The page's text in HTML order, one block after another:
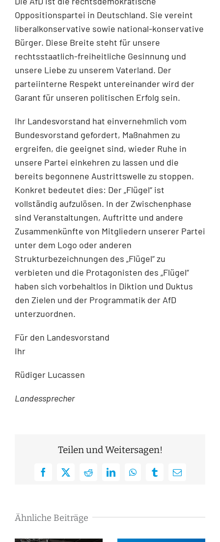
Oppositionspartei in Deutschland. Sie vereint
liberalkonservative sowie national-konservative
Bürger. Diese Breite steht für unsere
rechtsstaatlich-freiheitliche Gesinnung und
unsere Liebe zu unserem Vaterland. Der
parteiinterne Respekt untereinander wird der
Garant für unseren politischen Erfolg sein.
Ihr Landesvorstand hat einvernehmlich vom
Bundesvorstand gefordert, Maßnahmen zu
ergreifen, die geeignet sind, wieder Ruhe in
unsere Partei einkehren zu lassen und die
bereits begonnene Austrittswelle zu stoppen.
Konkret bedeutet dies: Der „Flügel“ ist
vollständig aufzulösen. In der Zwischenphase
sind Veranstaltungen, Auftritte und andere
Zusammenkünfte von Mitgliedern unserer Partei
unter dem Logo oder anderen
Strukturbezeichnungen des „Flügel“ zu
verbieten und die Protagonisten des „Flügel“
haben sich vorbehaltlos in Diktion und Duktus
den Zielen und der Programmatik der AfD
unterzuordnen.
Für den Landesvorstand
Ihr
Rüdiger Lucassen
Landessprecher
Teilen und Weitersagen!
Facebook
X RedditLinkedInWhatsAppTumblrE-
Ähnliche Beiträge